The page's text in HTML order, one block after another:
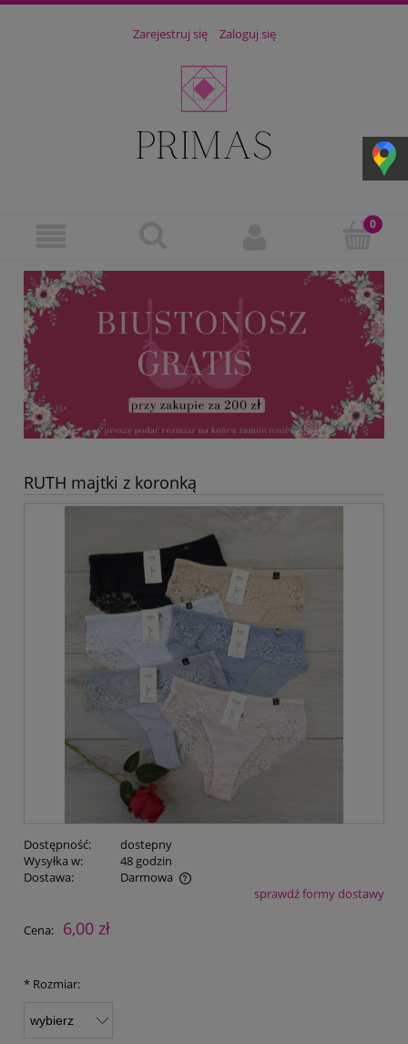
Zarejestruj się Zaloguj się
RUTH majtki z koronką
Dostępność:
dostepny
Wysyłka w:
48 godzin
Dostawa:
Darmowa
Cena nie zawiera ewentualnych kosztów płatnościsprawdź formy dostawy
Cena: 6,00 zł
* Rozmiar: